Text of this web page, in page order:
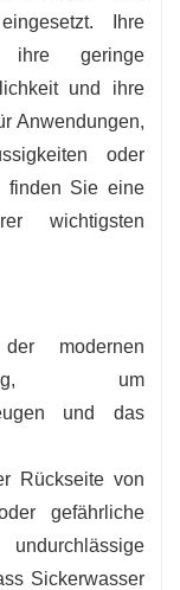
Ihre
ihre geringe
und ihre
Anwendungen,
oder
finden Sie eine
wichtigsten
modernen
um
und das
Rückseite von
gefährliche
Sickerwasser